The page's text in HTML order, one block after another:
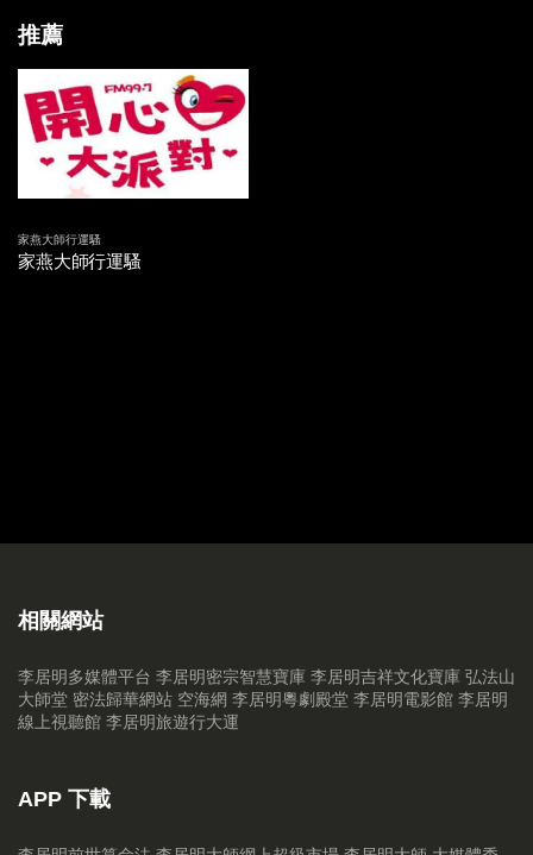
20170422 恭喜老爺 賀喜夫人 新人結婚須知
20170415 究竟係巧合？定係命中注定？
20170408 改名有運行？ 點解有啲人改極個名都係冇運行呢？
20170401 唔好俾佢停繼續鬼故解夢系列
20170325 家燕姐繼續同你講鬼故
20170211 新年拆利是增財運方法
20170121 十二生肖鷄年增運法 part 1
20170106 鷄年家居風水18煞 part 2
推薦
家燕大師行運騷
家燕大師行運騷
相關網站
李居明多媒體平台 李居明密宗智慧寶庫 李居明吉祥文化寶庫 弘法山
大師堂 密法歸華網站 空海網 李居明粵劇殿堂 李居明電影館 李居明
線上視聽館 李居明旅遊行大運
APP 下載